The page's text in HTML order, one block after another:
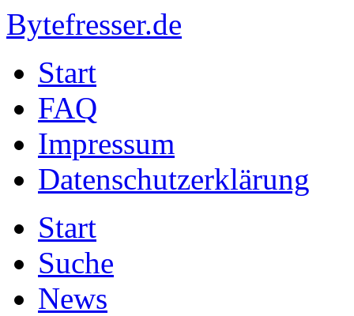
Bytefresser.de
Start
FAQ
Impressum
Datenschutzerklärung
Start
Suche
News